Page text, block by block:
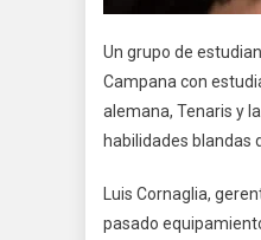
Un grupo de
Campana con
alemana, Tenaris y
habilidades blandas
Luis Cornaglia,
pasado